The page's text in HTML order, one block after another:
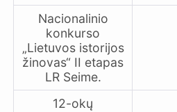
Nacionalinio
konkurso
„Lietuvos istorijos
žinovas“ II etapas
LR Seime.
12-okų